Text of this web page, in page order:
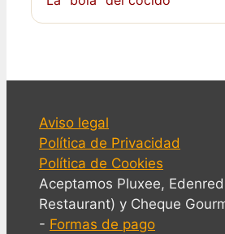
Aviso legal
Política de Privacidad
Política de Cookies
Aceptamos Pluxee,
Restaurant) y Cheque
- Formas de pago